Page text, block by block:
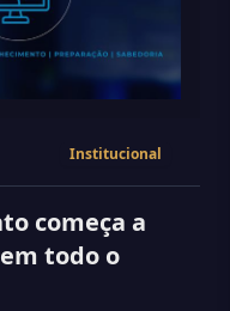
Institucional
começa a
todo o